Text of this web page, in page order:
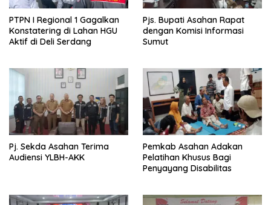
PTPN I Regional 1 Gagalkan
Konstatering di Lahan HGU
Aktif di Deli Serdang
Pjs. Bupati Asahan Rapat
dengan Komisi Informasi
Sumut
Pj. Sekda Asahan Terima
Audiensi YLBH-AKK
Pemkab Asahan Adakan
Pelatihan Khusus Bagi
Penyayang Disabilitas